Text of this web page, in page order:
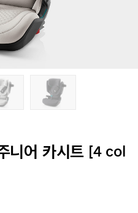
니어 카시트 [4 col